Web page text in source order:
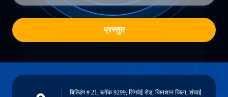
प्रस्तुत
बिल्डिंग # 21, ब्लॉक 9299, तिंगवेई रोड, जिनशान जिला, शंघाई